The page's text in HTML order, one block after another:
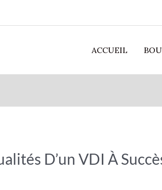
ACCUEIL
D’un VDI À